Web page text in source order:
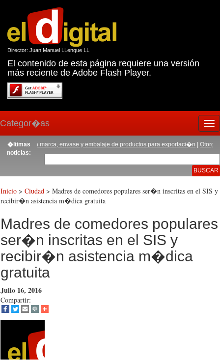
Director: Juan Manuel LLenque LL
El contenido de esta página requiere una versión
más reciente de Adobe Flash Player.
Categor�as
�ltimas
noticias:
Sierra Exportadora y Municipio de Chulucanas dictan curso-taller sobre desarrollo de la marca, envase y embalaje de productos para exportaci�n‏|Otorgan
Inicio > Ciudad > Madres de comedores populares ser�n inscritas en el SIS y
recibir�n asistencia m�dica gratuita
Madres de comedores populares
ser�n inscritas en el SIS y
recibir�n asistencia m�dica
gratuita
Julio 16, 2016
Compartir: